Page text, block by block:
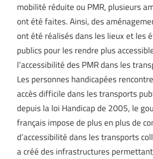
mobilité réduite ou PMR, plusieurs
ont été faites. Ainsi, des
ont été réalisés dans les lieux et les
publics pour les rendre plus
l’accessibilité des PMR dans les
Les personnes handicapées
accès difficile dans les transports
depuis la loi Handicap de 2005, le
français impose de plus en plus de
d’accessibilité dans les transports
a créé des infrastructures